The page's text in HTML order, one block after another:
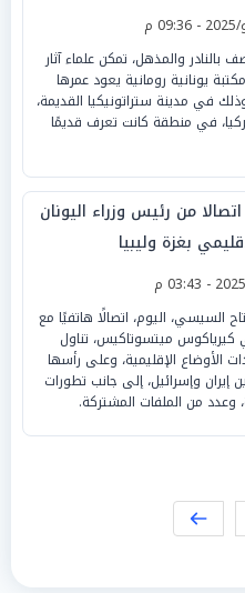
والمذهل، تمكن علماء آثار
يونانية رومانية يعود عمرها
2000 عام، وذلك في مدينة ستراتونيكيا القديمة،
في منطقة كانت تعرف قديمًا
من رئيس وزراء اليونان
بغزة وليبيا
السيسي، اليوم، اتصالًا هاتفيًا مع
كيرياكوس ميتسوتاكيس، تناول
الأوضاع الإقليمية، وعلى رأسها
إيران وإسرائيل، إلى جانب تطورات
وعدد من الملفات المشتركة.